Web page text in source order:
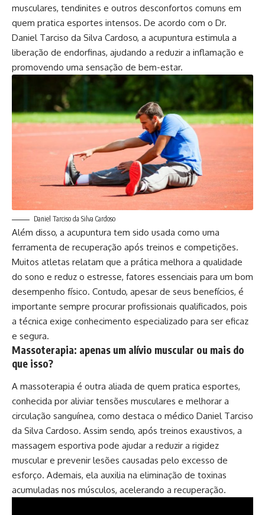
musculares, tendinites e outros desconfortos comuns em
quem pratica esportes intensos. De acordo com o Dr.
Daniel Tarciso da Silva Cardoso, a acupuntura estimula a
liberação de endorfinas, ajudando a reduzir a inflamação e
promovendo uma sensação de bem-estar.
Daniel Tarciso da Silva Cardoso
Além disso, a acupuntura tem sido usada como uma
ferramenta de recuperação após treinos e competições.
Muitos atletas relatam que a prática melhora a qualidade
do sono e reduz o estresse, fatores essenciais para um bom
desempenho físico. Contudo, apesar de seus benefícios, é
importante sempre procurar profissionais qualificados, pois
a técnica exige conhecimento especializado para ser eficaz
e segura.
Massoterapia: apenas um alívio muscular ou mais do
que isso?
A massoterapia é outra aliada de quem pratica esportes,
conhecida por aliviar tensões musculares e melhorar a
circulação sanguínea, como destaca o médico Daniel Tarciso
da Silva Cardoso. Assim sendo, após treinos exaustivos, a
massagem esportiva pode ajudar a reduzir a rigidez
muscular e prevenir lesões causadas pelo excesso de
esforço. Ademais, ela auxilia na eliminação de toxinas
acumuladas nos músculos, acelerando a recuperação.